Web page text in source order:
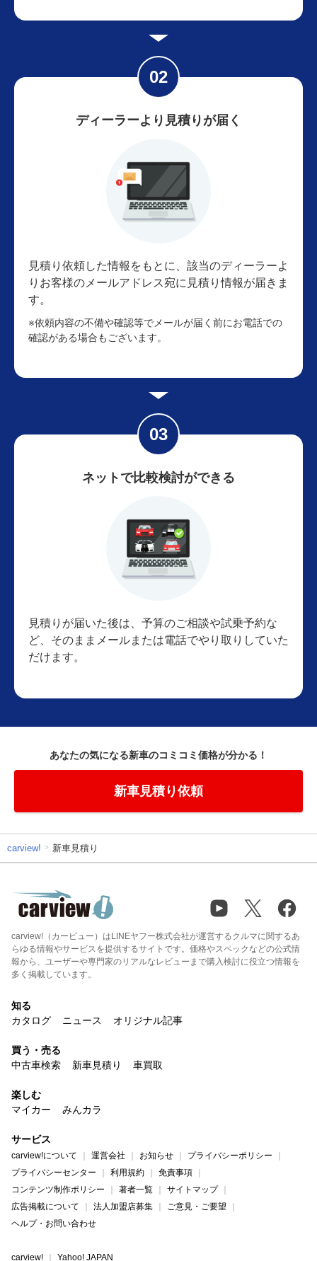
ディーラーより見積りが届く
見積り依頼した情報をもとに、該当のディーラーよ
りお客様のメールアドレス宛に見積り情報が届きま
す。
※依頼内容の不備や確認等でメールが届く前にお電話での
確認がある場合もございます。
ネットで比較検討ができる
見積りが届いた後は、予算のご相談や試乗予約な
ど、そのままメールまたは電話でやり取りしていた
だけます。
あなたの気になる新車のコミコミ価格が分かる！
新車見積り依頼
carview! 新車見積り
carview!（カービュー）はLINEヤフー株式会社が運営するクルマに関するあ
らゆる情報やサービスを提供するサイトです。価格やスペックなどの公式情
報から、ユーザーや専門家のリアルなレビューまで購入検討に役立つ情報を
多く掲載しています。
知る
カタログ
ニュース オリジナル記事
買う・売る
中古車検索
新車見積り 車買取
楽しむ
マイカー
みんカラ
サービス
carview!について 運営会社 お知らせ
プライバシーポリシー
プライバシーセンター
利用規約
免責事項
コンテンツ制作ポリシー
著者一覧
サイトマップ
広告掲載について
法人加盟店募集
ご意見・ご要望
ヘルプ・お問い合わせ
carview! Yahoo! JAPAN